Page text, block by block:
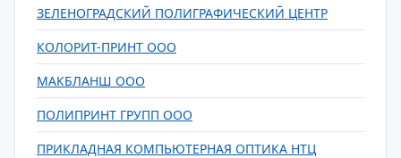
ЗЕЛЕНОГРАДСКИЙ ПОЛИГРАФИЧЕСКИЙ ЦЕНТР
КОЛОРИТ-ПРИНТ ООО
МАКБЛАНШ ООО
ПОЛИПРИНТ ГРУПП ООО
ПРИКЛАДНАЯ КОМПЬЮТЕРНАЯ ОПТИКА НТЦ